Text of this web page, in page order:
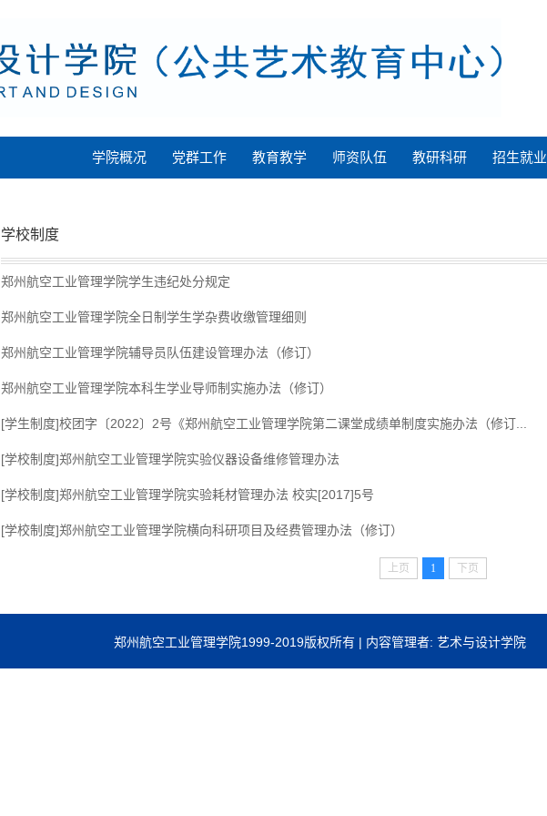
学院概况 党群工作 教育教学 师资队伍 教研科研 招生就业
学校制度
郑州航空工业管理学院学生违纪处分规定
郑州航空工业管理学院全日制学生学杂费收缴管理细则
郑州航空工业管理学院辅导员队伍建设管理办法（修订）
郑州航空工业管理学院本科生学业导师制实施办法（修订）
[学生制度]校团字〔2022〕2号《郑州航空工业管理学院第二课堂成绩单制度实施办法（修订...
[学校制度]郑州航空工业管理学院实验仪器设备维修管理办法
[学校制度]郑州航空工业管理学院实验耗材管理办法 校实[2017]5号
[学校制度]郑州航空工业管理学院横向科研项目及经费管理办法（修订）
上页 1 下页
郑州航空工业管理学院1999-2019版权所有 | 内容管理者: 艺术与设计学院